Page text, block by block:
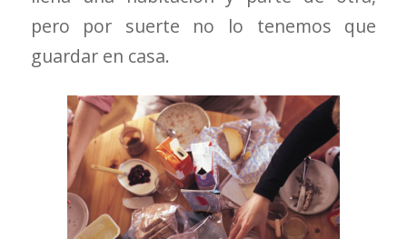
pero por suerte no lo tenemos que
guardar en casa.